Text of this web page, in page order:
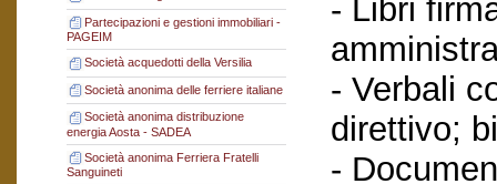
Partecipazioni e gestioni immobiliari -
PAGEIM
Società acquedotti della Versilia
Società anonima delle ferriere italiane
Società anonima distribuzione
energia Aosta - SADEA
Società anonima Ferriera Fratelli
Sanguineti
- Libri
- Verbali
direttivo;
-